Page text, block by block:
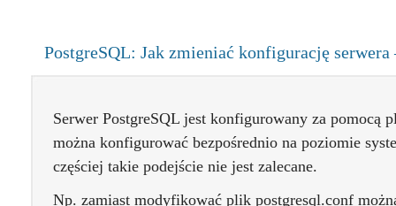
PostgreSQL: Jak zmieniać konfigurację serwera
Serwer PostgreSQL jest konfigurowany za
można konfigurować bezpośrednio na poziomie
częściej takie podejście nie jest zalecane.
Np. zamiast modyfikować plik postgresql.conf